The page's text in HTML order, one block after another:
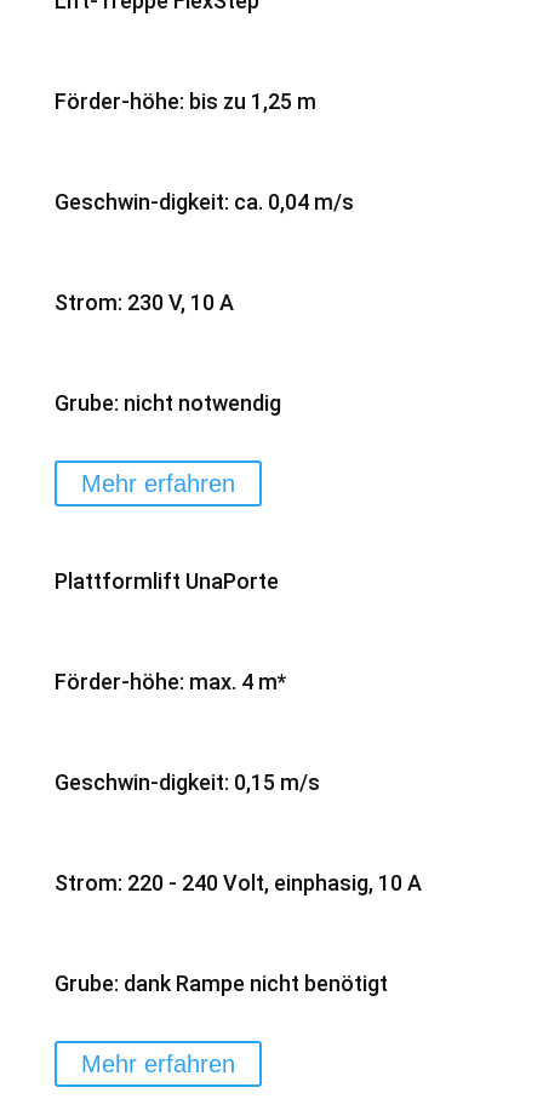
Förder-höhe: bis zu 1,25 m
Geschwin-digkeit: ca. 0,04 m/s
Strom: 230 V, 10 A
Grube: nicht notwendig
Mehr erfahren
Plattformlift UnaPorte
Förder-höhe: max. 4 m*
Geschwin-digkeit: 0,15 m/s
Strom: 220 - 240 Volt, einphasig, 10 A
Grube: dank Rampe nicht benötigt
Mehr erfahren